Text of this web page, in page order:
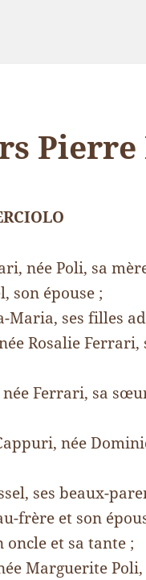
Pierre
née Poli, sa
son épouse ;
ses filles
Rosalie
Ferrari, sa
née
ses beaux-
frère et son
et sa tante ;
Marguerite